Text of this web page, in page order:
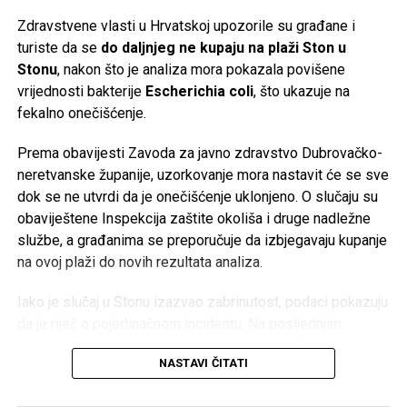
plan je izdvajanje poslovanja s baterijama za domaćinstvo i
formiranje nove vlasničke strukture za taj segment.
Više od stoljeća tradicije
Korijeni Varte sežu u
nastao je od njemačkog izrazaVertrieb, Aufladung,
Reparatur transportabler Akkumulatoren(prodaja, punjenje
i popravka prenosnih akumulatora). Njene baterije koristio
je čak i poznati istraživačFridtjof Nansentokom polarnih
ekspedicija.
Međutim, historija kompanije ima i tamnu stranu. Početkom
20. stoljeća tadašnji proizvođač AFA preuzima industrijalac
kompanija je koristila prisilni rad logoraša i ratnih
zarobljenika u fabrikama akumulatora širom okupirane
Zdravstvene vlasti u Hrvatskoj upozorile su građane i
turiste da se do daljnjeg ne kupaju na plaži Ston u
Stonu, nakon što je analiza mora pokazala povišene
vrijednosti bakterije Escherichia coli, što ukazuje na
fekalno onečišćenje.
Prema obavijesti Zavoda za javno zdravstvo Dubrovačko-
neretvanske županije, uzorkovanje mora nastavit će se sve
dok se ne utvrdi da je onečišćenje uklonjeno. O slučaju su
obaviještene Inspekcija zaštite okoliša i druge nadležne
službe, a građanima se preporučuje da izbjegavaju kupanje
na ovoj plaži do novih rezultata analiza.
Iako je slučaj u Stonu izazvao zabrinutost, podaci pokazuju
redovnim mjerenjima kvaliteta mora na području
Dubrovačko-neretvanske županije bila je vrlo dobra – od
NASTAVI ČITATI